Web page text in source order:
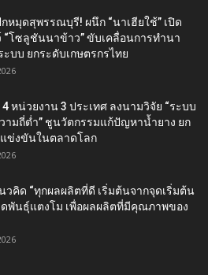
กหมุดสุพรรณบุรี! ผนึก “นาเฮียใช้” เปิด
“โซลูชันนาข้าว” ขับเคลื่อนการทำนา
ะบบ ยกระดับเกษตรกรไทย
หน่วยงาน 3 ประเทศ ลงนามวิจัย “ระบบ
ามถี่ต่ำ” ชูนวัตกรรมแก้ปัญหาน้ำยาง ยก
ข่งขันในตลาดโลก
วคิด “ทุกผลผลิตที่ดี เริ่มต้นจากจุดเริ่มต้น
ดพันธุ์แตงโม เพื่อผลผลิตที่มีคุณภาพของ